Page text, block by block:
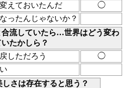
えておいたんだ
◯
ったんじゃないか？
流していたら…世界はどう変わ
いたかしら？
しただろう
◯
さは存在すると思う？